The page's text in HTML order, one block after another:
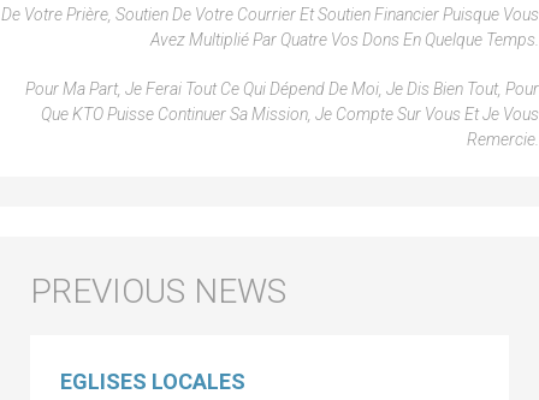
De Votre Prière, Soutien De Votre Courrier Et Soutien Financier Puisque Vous
Avez Multiplié Par Quatre Vos Dons En Quelque Temps.
Pour Ma Part, Je Ferai Tout Ce Qui Dépend De Moi, Je Dis Bien Tout, Pour
Que KTO Puisse Continuer Sa Mission, Je Compte Sur Vous Et Je Vous
Remercie.
EGLISES LOCALES